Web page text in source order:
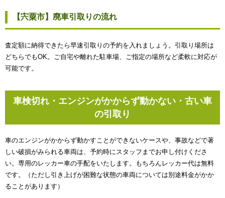
【宍粟市】廃車引取りの流れ
査定額に納得できたら早速引取りの予約を入れましょう。引取り場所は
どちらでもOK。ご自宅や離れた駐車場、ご指定の場所など柔軟に対応が
可能です。
車検切れ・エンジンがかからず動かない・古い車
の引取り
車のエンジンがかからず動かすことができないケースや、事故などで著
しい破損がみられる車両は、予約時にスタッフまでお申し付けくださ
い。専用のレッカー車の手配をいたします。もちろんレッカー代は無料
です。（ただし引き上げが困難な状態の車両については別途料金がかか
ることがあります）